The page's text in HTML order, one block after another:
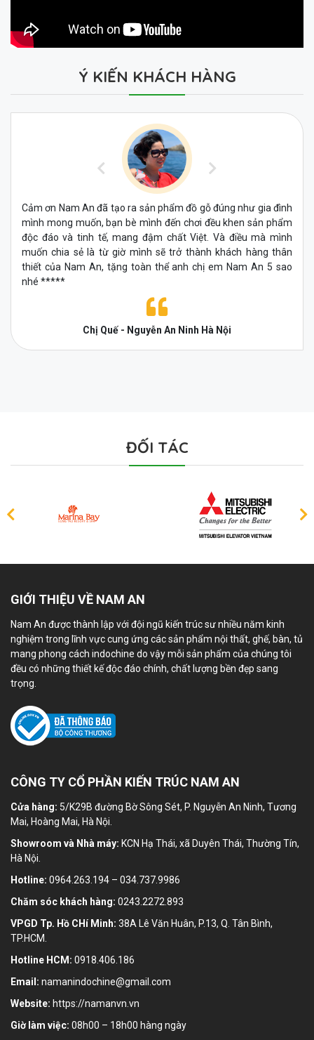
Ý KIẾN KHÁCH HÀNG
Cảm ơn Nam An đã tạo ra sản phẩm đồ gỗ đúng như gia đình
mình mong muốn, bạn bè mình đến chơi đều khen sản phẩm
độc đáo và tinh tế, mang đậm chất Việt. Và điều mà mình
muốn chia sẻ là từ giờ mình sẽ trở thành khách hàng thân
thiết của Nam An, tặng toàn thể anh chị em Nam An 5 sao
nhé *****
Chị Quế - Nguyễn An Ninh Hà Nội
ĐỐI TÁC
GIỚI THIỆU VỀ NAM AN
Nam An được thành lập với đội ngũ kiến trúc sư nhiều năm kinh
nghiệm trong lĩnh vực cung ứng các sản phẩm nội thất, ghế, bàn, tủ
mang phong cách indochine do vậy mỗi sản phẩm của chúng tôi
đều có những thiết kế độc đáo chính, chất lượng bền đẹp sang
trọng.
CÔNG TY CỔ PHẦN KIẾN TRÚC NAM AN
Cửa hàng: 5/K29B đường Bờ Sông Sét, P. Nguyễn An Ninh, Tương
Mai, Hoàng Mai, Hà Nội.
Showroom và Nhà máy: KCN Hạ Thái, xã Duyên Thái, Thường Tín,
Hà Nội.
Hotline: 0964.263.194 – 034.737.9986
Chăm sóc khách hàng: 0243.2272.893
VPGD Tp. Hồ CHí Minh: 38A Lê Văn Huân, P.13, Q. Tân Bình,
TP.HCM.
Hotline HCM: 0918.406.186
Email: namanindochine@gmail.com
Website: https://namanvn.vn
Giờ làm việc: 08h00 – 18h00 hàng ngày